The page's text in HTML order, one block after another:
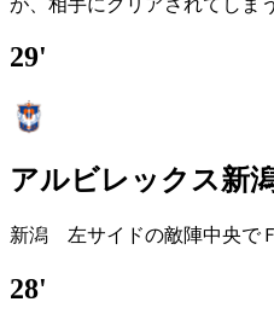
29'
アルビレックス新
新潟 左サイドの敵陣中央で
28'